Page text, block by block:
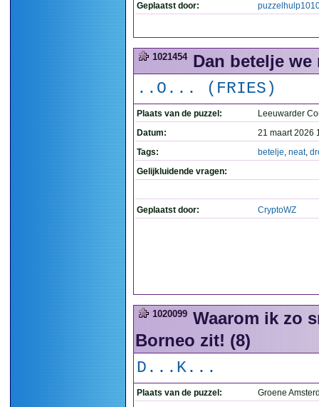
Geplaatst door:
1021454 Dan betelje
..O... (FRIES)
Plaats van de puzzel:
Leeuwarder
Datum:
21 maart 2026
Tags:
betelje, neat,
Gelijkluidende vragen:
Geplaatst door: CryptoWZ
1020099 Waarom ik zo
Borneo zit! (8)
D...K...
Plaats van de puzzel:
Groene